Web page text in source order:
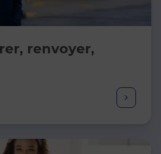
renvoyer,